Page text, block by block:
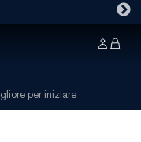
per iniziare